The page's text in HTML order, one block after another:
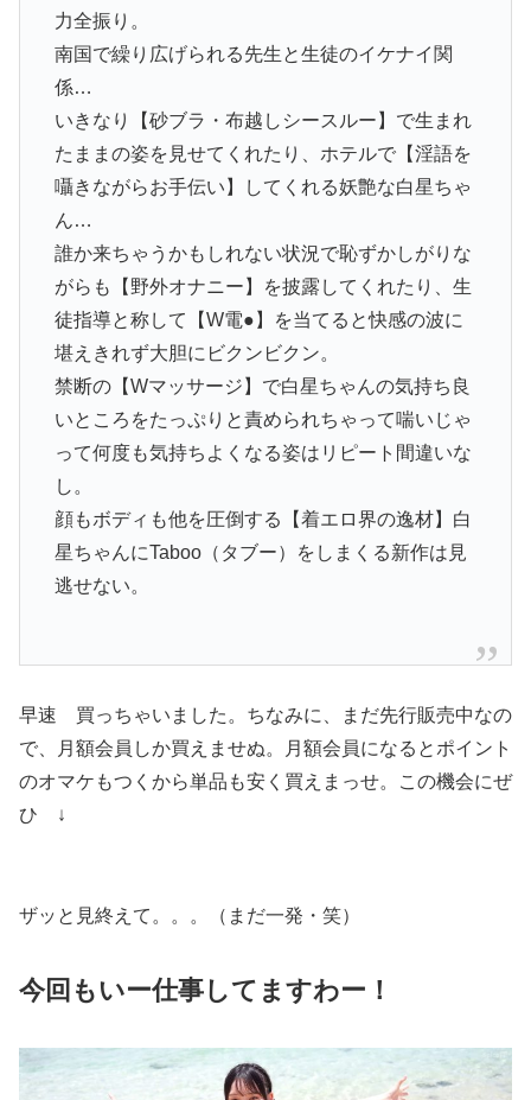
力全振り。
南国で繰り広げられる先生と生徒のイケナイ関
係…
いきなり【砂ブラ・布越しシースルー】で生まれ
たままの姿を見せてくれたり、ホテルで【淫語を
囁きながらお手伝い】してくれる妖艶な白星ちゃ
ん…
誰か来ちゃうかもしれない状況で恥ずかしがりな
がらも【野外オナニー】を披露してくれたり、生
徒指導と称して【W電●】を当てると快感の波に
堪えきれず大胆にビクンビクン。
禁断の【Wマッサージ】で白星ちゃんの気持ち良
いところをたっぷりと責められちゃって喘いじゃ
って何度も気持ちよくなる姿はリピート間違いな
し。
顔もボディも他を圧倒する【着エロ界の逸材】白
星ちゃんにTaboo（タブー）をしまくる新作は見
逃せない。
早速 買っちゃいました。ちなみに、まだ先行販売中なの
で、月額会員しか買えませぬ。月額会員になるとポイント
のオマケもつくから単品も安く買えまっせ。この機会にぜ
ひ ↓
ザッと見終えて。。。（まだ一発・笑）
今回もいー仕事してますわー！